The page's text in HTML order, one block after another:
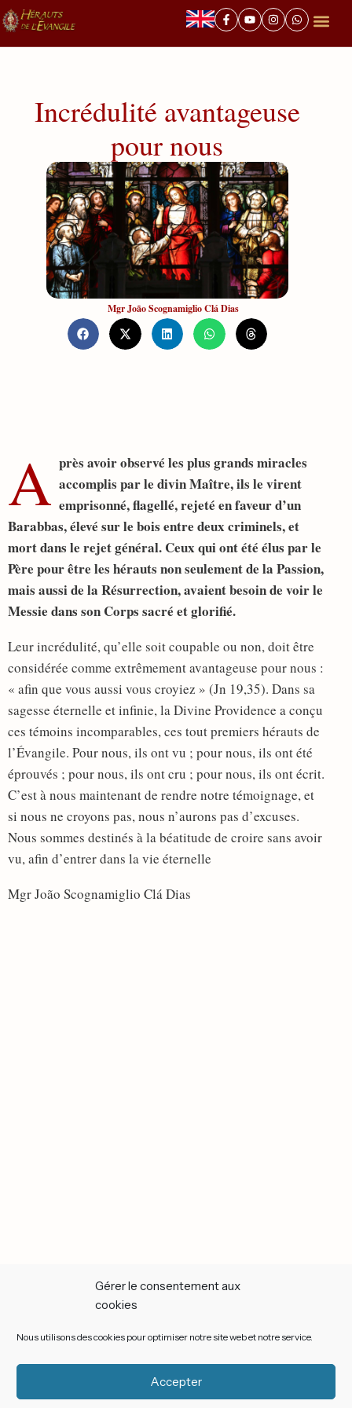
Gérer le consentement aux
cookies
Nous utilisons des cookies pour optimiser notre site web et notre service.
Accepter
Incrédulité avantageuse
pour nous
Mgr João Scognamiglio Clá Dias
A près avoir observé les plus grands miracles
accomplis par le divin Maître, ils le virent
emprisonné, flagellé, rejeté en faveur d’un
Barabbas, élevé sur le bois entre deux criminels, et
mort dans le rejet général. Ceux qui ont été élus par le
Père pour être les hérauts non seulement de la Passion,
mais aussi de la Résurrection, avaient besoin de voir le
Messie dans son Corps sacré et glorifié.
Leur incrédulité, qu’elle soit coupable ou non, doit être
considérée comme extrêmement avantageuse pour nous :
« afin que vous aussi vous croyiez » (Jn 19,35). Dans sa
sagesse éternelle et infinie, la Divine Providence a conçu
ces témoins incomparables, ces tout premiers hérauts de
l’Évangile. Pour nous, ils ont vu ; pour nous, ils ont été
éprouvés ; pour nous, ils ont cru ; pour nous, ils ont écrit.
C’est à nous maintenant de rendre notre témoignage, et
si nous ne croyons pas, nous n’aurons pas d’excuses.
Nous sommes destinés à la béatitude de croire sans avoir
vu, afin d’entrer dans la vie éternelle
Mgr João Scognamiglio Clá Dias